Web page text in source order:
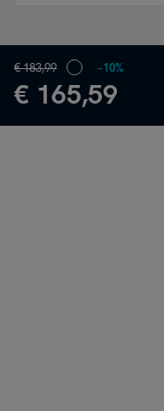
€ 183,99
€ 165,59
−10%